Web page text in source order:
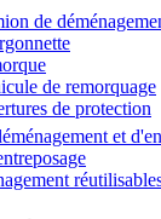
de
de remorquage
de protection
et